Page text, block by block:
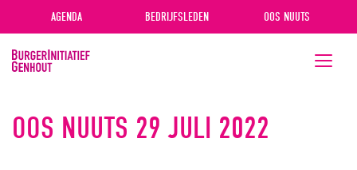
AGENDA BEDRIJFSLEDEN OOS NUUTS
Toggle
OOS NUUTS 29 JULI 2022